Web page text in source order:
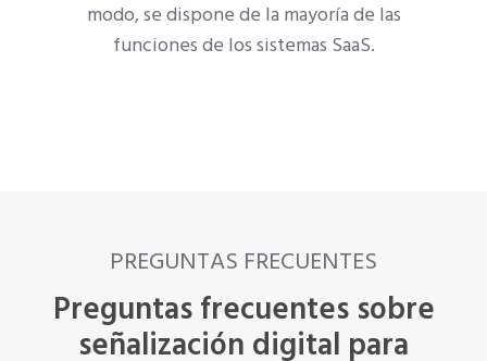
modo, se dispone de la mayoría de las
funciones de los sistemas SaaS.
PREGUNTAS FRECUENTES
Preguntas frecuentes sobre
señalización digital para